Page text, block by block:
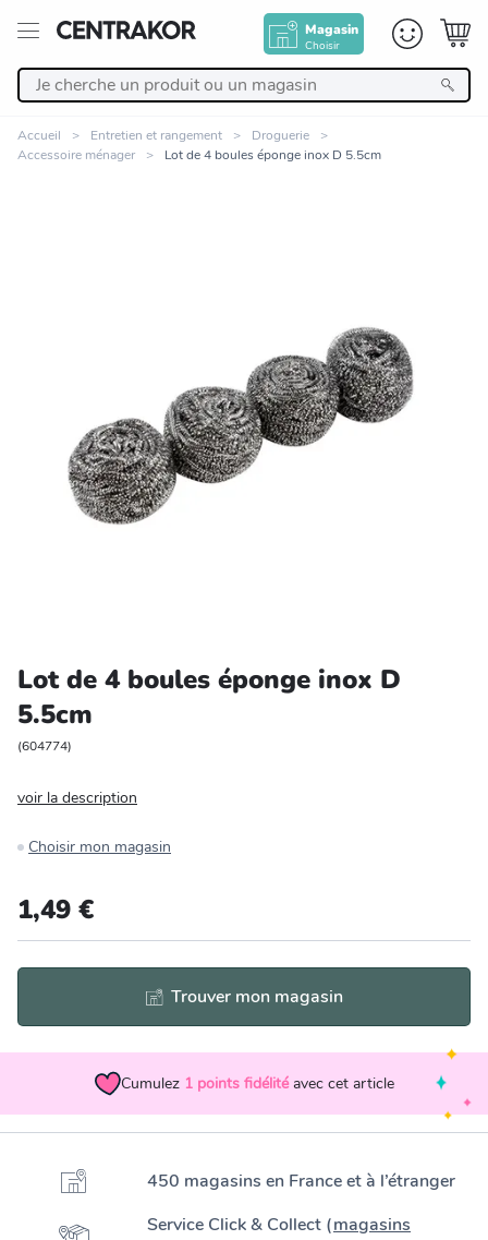
Magasin
Choisir
Cuisine et art de la table
Salle de bain et beauté
Entretien et rangement
Bricolage et auto
Jardin et plein air
Accueil Entretien et rangement
Droguerie
Accessoire ménager
Lot de 4 boules éponge inox D 5.5cm
Zoomer sur l'image
Lot de 4 boules éponge inox D
5.5cm
(604774)
voir la description
Choisir mon magasin
1,49 €
Trouver mon magasin
Cumulez 1 points fidélité avec cet article
450 magasins en France et à l’étranger
Service Click & Collect (magasins